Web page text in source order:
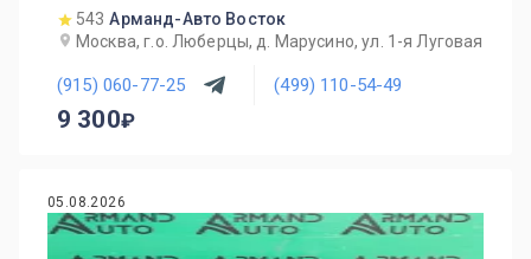
543 Арманд-Авто Восток
Москва, г.о. Люберцы, д. Марусино, ул. 1-я Луговая
(915) 060-77-25 (499) 110-54-49
9 300
05.08.2026